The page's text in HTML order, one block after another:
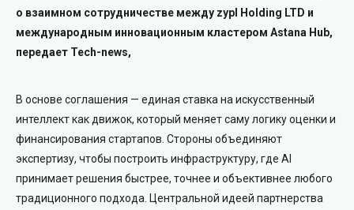
о взаимном сотрудничестве между zypl Holding LTD и
международным инновационным кластером Astana Hub,
передает Tech-news,
В основе соглашения — единая ставка на искусственный
интеллект как движок, который меняет саму логику оценки и
финансирования стартапов. Стороны объединяют
экспертизу, чтобы построить инфраструктуру, где AI
принимает решения быстрее, точнее и объективнее любого
традиционного подхода. Центральной идеей партнерства